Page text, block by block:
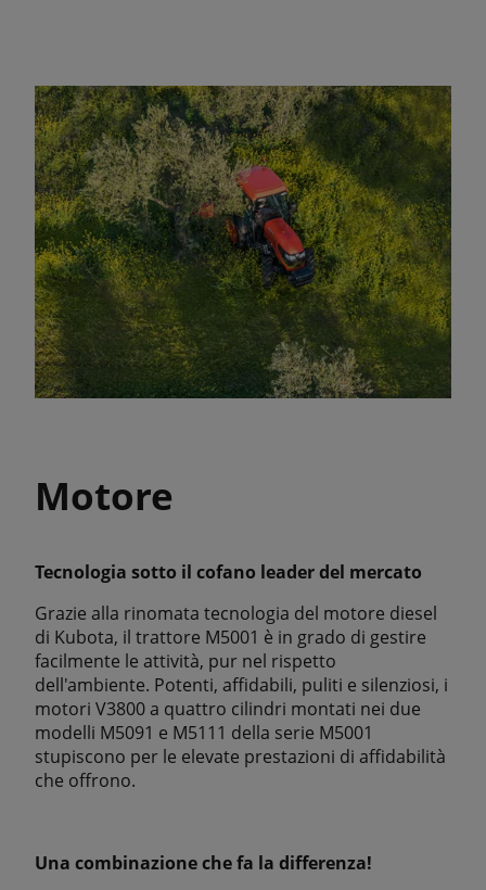
Motore
Tecnologia sotto il cofano leader del mercato
Grazie alla rinomata tecnologia del motore diesel
di Kubota, il trattore M5001 è in grado di gestire
facilmente le attività, pur nel rispetto
dell'ambiente. Potenti, affidabili, puliti e silenziosi, i
motori V3800 a quattro cilindri montati nei due
modelli M5091 e M5111 della serie M5001
stupiscono per le elevate prestazioni di affidabilità
che offrono.
Una combinazione che fa la differenza!